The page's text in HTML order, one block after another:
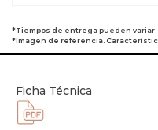
*Tiempos de entrega pueden variar
*Imagen de referencia.
Ficha Técnica